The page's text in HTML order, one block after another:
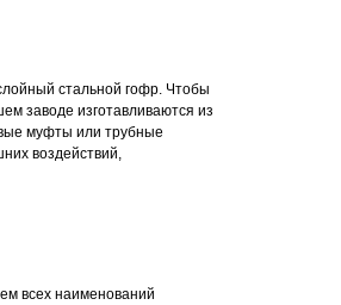
стальной гофр. Чтобы
заводе изготавливаются из
муфты или трубные
воздействий,
всех наименований